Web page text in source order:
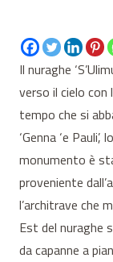
Il nuraghe
verso il cielo con
tempo che si
‘Genna ‘e
monumento è
proveniente
l’architrave che
Est del nuraghe
da capanne a